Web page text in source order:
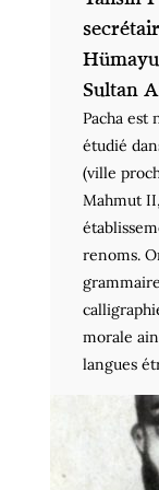
Sultan
Pacha est
étudié
(ville
Mahmut
renoms.
morale
langues